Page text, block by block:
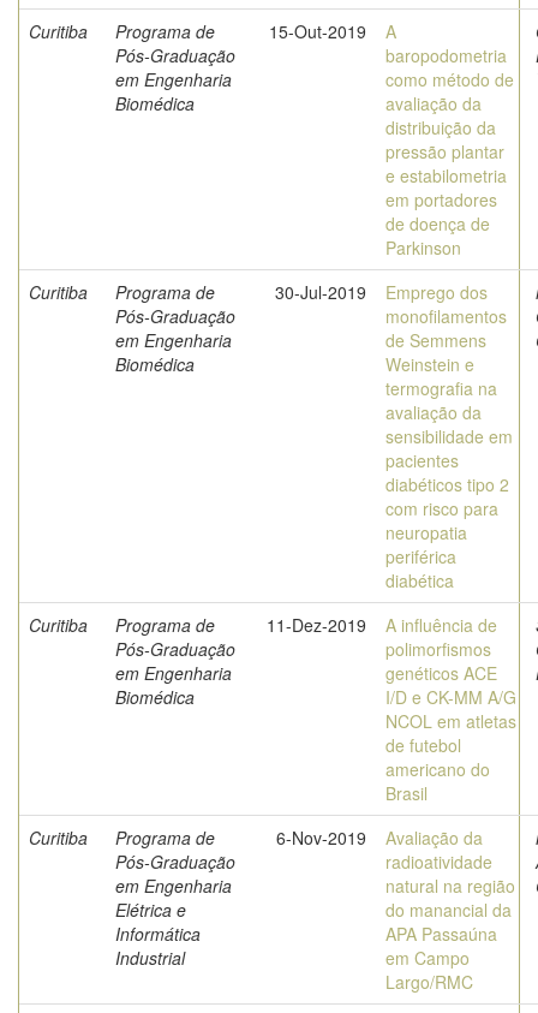
Curitiba
Programa de
Pós-Graduação
em Engenharia
Biomédica
15-Out-2019
A
baropodometria
como método de
avaliação da
distribuição da
pressão plantar
e estabilometria
em portadores
de doença de
Parkinson
Curitiba
Programa de
Pós-Graduação
em Engenharia
Biomédica
30-Jul-2019
Emprego dos
monofilamentos
de Semmens
Weinstein e
termografia na
avaliação da
sensibilidade em
pacientes
diabéticos tipo 2
com risco para
neuropatia
periférica
diabética
Curitiba
Programa de
Pós-Graduação
em Engenharia
Biomédica
11-Dez-2019
A influência de
polimorfismos
genéticos ACE
I/D e CK-MM A/G
NCOL em atletas
de futebol
americano do
Brasil
Curitiba
Programa de
Pós-Graduação
em Engenharia
Elétrica e
Informática
Industrial
6-Nov-2019
Avaliação da
radioatividade
natural na região
do manancial da
APA Passaúna
em Campo
Largo/RMC